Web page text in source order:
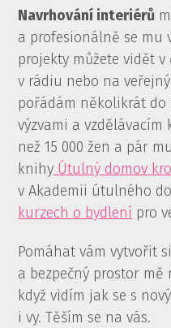
Navrhování interiérů
a profesionálně se mu
projekty můžete vidět v
v rádiu nebo na
pořádám několikrát do
výzvami a vzdělávacím
než 15 000 žen a pár
knihy Útulný domov
v Akademii útulného
kurzech o bydlení pro
Pomáhat vám vytvořit
a bezpečný prostor
když vidím jak se s
i vy. Těším se na vás.